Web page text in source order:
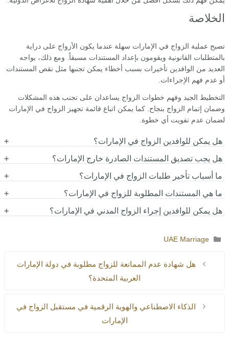
الخلاصة
تصبح عملية الزواج في الإمارات سهلة عندما يكون الأزواج على دراية
بالمتطلبات القانونية ويقومون بإعداد المستندات مسبقاً. ومع ذلك، يواجه
العديد من الوافدين تأخيرات بسبب أخطاء يمكن تجنبها مثل نقص المستندات
أو عدم فهم الإجراءات.
التخطيط الجيد وفهم خطوات الزواج يساعدان على تجنب هذه المشكلات
وضمان إتمام الزواج بنجاح. كما يمكن اتباع قائمة تجهيز الزواج في الإمارات
لضمان عدم تفويت أي خطوة.
هل يمكن للوافدين الزواج في الإمارات؟
نعم، يمكن للوافدين الزواج في الإمارات بشرط استيفاء شروط الأهلية
وتقديم المستندات المطلوبة.
هل يجب تصديق المستندات الصادرة خارج الإمارات؟
نعم، غالباً ما يجب تصديق المستندات من وزارة الخارجية والسفارة
المختصة حتى تكون معترفاً بها.
ما أسباب تأخير طلبات الزواج في الإمارات؟
تعود أسباب التأخير عادة إلى نقص المستندات، عدم التصديق، أو عدم
فهم الإجراءات القانونية المطلوبة.
ما هي المستندات المطلوبة للزواج في الإمارات؟
تشمل المستندات عادة جوازات السفر، إثبات الحالة الاجتماعية، ووثائق
هل يمكن للوافدين إجراء الزواج المدني في الإمارات؟
نعم، يمكن لغير المسلمين إجراء الزواج المدني، وهو خيار شائع بين
الوافدين من جنسيات مختلفة.
التصنيفات
UAE Marriage
هل شهادة عدم الممانعة للزواج مطلوبة في دولة الإمارات
العربية المتحدة؟
الذكاء الاصطناعي والهوية الرقمية في مستقبل الزواج في
الإمارات